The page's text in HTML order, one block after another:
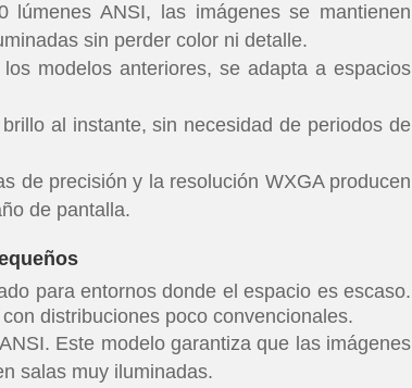
lúmenes ANSI, las imágenes se mantienen
sin perder color ni detalle.
modelos anteriores, se adapta a espacios
al instante, sin necesidad de periodos de
de precisión y la resolución WXGA producen
de pantalla.
para entornos donde el espacio es escaso.
distribuciones poco convencionales.
Este modelo garantiza que las imágenes
salas muy iluminadas.